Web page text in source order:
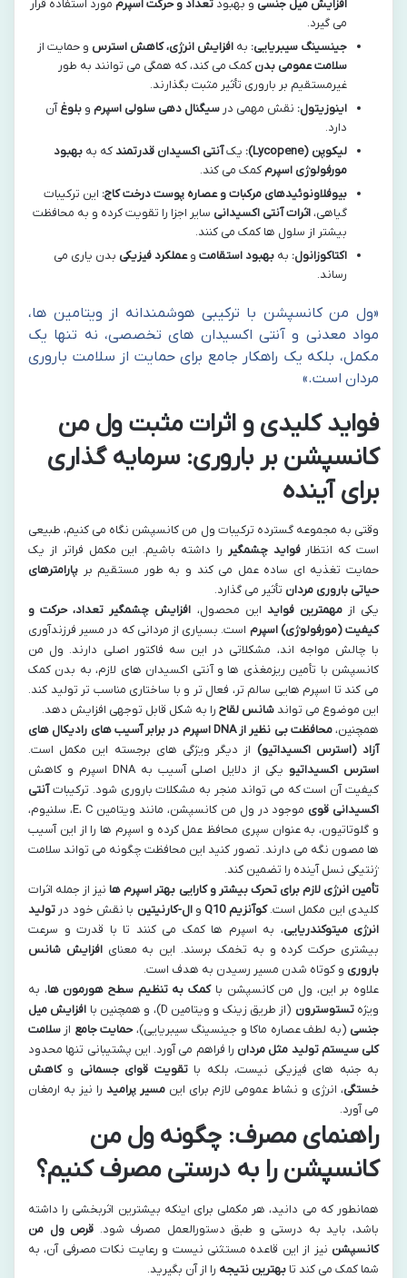
افزایش میل جنسی و بهبود تعداد و حرکت اسپرم مورد استفاده قرار
می گیرد.
جینسینگ سیبریایی: به افزایش انرژی، کاهش استرس و حمایت از
سلامت عمومی بدن کمک می کند، که همگی می توانند به طور
غیرمستقیم بر باروری تأثیر مثبت بگذارند.
اینوزیتول: نقش مهمی در سیگنال دهی سلولی اسپرم و بلوغآن
دارد.
لیکوپن (Lycopene):
یکآنتی اکسیدان قدرتمندکه به بهبود
مورفولوژی اسپرم کمک می کند.
بیوفلاونوئیدهای مرکبات و عصاره پوست درخت کاج: این ترکیبات
گیاهی،اثرات آنتی اکسیدانی سایر اجزا را تقویت کرده و به محافظت
بیشتر از سلول ها کمک می کنند.
اکتاکوزانول: به بهبود استقامت وعملکرد فیزیکی بدن یاری می
رساند.
«ول من کانسپشن با ترکیبی هوشمندانه از ویتامین ها،
مواد معدنی و آنتی اکسیدان های تخصصی، نه تنها یک
مکمل، بلکه یک راهکار جامع برای حمایت از سلامت باروری
مردان است.»
فواید کلیدی و اثرات مثبت ول من
کانسپشن بر باروری: سرمایه گذاری
برای آینده
وقتی به مجموعه گسترده ترکیبات ول من کانسپشن نگاه می کنیم، طبیعی
است که انتظارفواید چشمگیر را داشته باشیم. این مکمل فراتر از یک
حمایت تغذیه ای ساده عمل می کند و به طور مستقیم بر پارامترهای
حیاتی باروری مردان تأثیر می گذارد.
یکی ازمهمترین فواید این محصول، افزایش چشمگیر تعداد، حرکت و
کیفیت (مورفولوژی) اسپرم است. بسیاری از مردانی که در مسیر فرزندآوری
با چالش مواجه اند، مشکلاتی در این سه فاکتور اصلی دارند. ول من
کانسپشن با تأمین ریزمغذی ها و آنتی اکسیدان های لازم، به بدن کمک
می کند تا اسپرم هایی سالم تر، فعال تر و با ساختاری مناسب تر تولید کند.
این موضوع می تواندشانس لقاح را به شکل قابل توجهی افزایش دهد.
همچنین،
محافظت بی نظیر از DNA اسپرم در برابر آسیب های رادیکال های
آزاد (استرس اکسیداتیو) از دیگر ویژگی های برجسته این مکمل است.
استرس اکسیداتیو
یکی از دلایل اصلی آسیب به DNA اسپرم و کاهش
کیفیت آن است که می تواند منجر به مشکلات باروری شود. ترکیباتآنتی
اکسیدانی قوی
موجود در ول من کانسپشن، مانند ویتامین E، C، سلنیوم،
و گلوتاتیون، به عنوان سپری محافظ عمل کرده و اسپرم ها را از این آسیب
ها مصون نگه می دارند. تصور کنید این محافظت چگونه می تواند سلامت
ژنتیکی نسل آینده را تضمین کند.
تأمین انرژی لازم برای تحرک بیشتر و کارایی بهتر اسپرم ها نیز از جمله اثرات
کلیدی این مکمل است.کوآنزیم Q10 وال-کارنیتین با نقش خود در تولید
انرژی میتوکندریایی، به اسپرم ها کمک می کنند تا با قدرت و سرعت
بیشتری حرکت کرده و به تخمک برسند. این به معنایافزایش شانس
باروری و کوتاه شدن مسیر رسیدن به هدف است.
علاوه بر این، ول من کانسپشن باکمک به تنظیم سطح هورمون ها، به
ویژهتستوسترون (از طریق زینک و ویتامین D)، و همچنین با
افزایش میل
جنسی (به لطف عصاره ماکا و جینسینگ سیبریایی)،حمایت جامع از سلامت
کلی سیستم تولید مثل مردان را فراهم می آورد. این پشتیبانی تنها محدود
به جنبه های فیزیکی نیست، بلکه باتقویت قوای جسمانی وکاهش
خستگی، انرژی و نشاط عمومی لازم برای این مسیر پرامید را نیز به ارمغان
می آورد.
راهنمای مصرف: چگونه ول من
کانسپشن را به درستی مصرف کنیم؟
همانطور که می دانید، هر مکملی برای اینکه بیشترین اثربخشی را داشته
باشد، باید به درستی و طبق دستورالعمل مصرف شود. قرص ول من
کانسپشن نیز از این قاعده مستثنی نیست و رعایت نکات مصرفی آن، به
شما کمک می کند تا بهترین نتیجه را از آن بگیرید.